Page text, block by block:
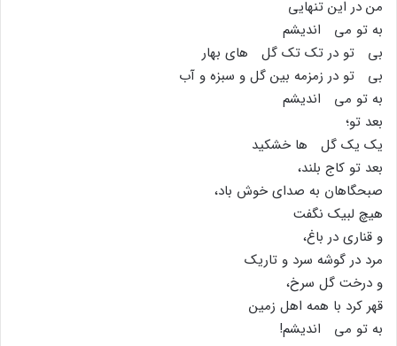
من در این تنهایى
به تو مى اندیشم
بى تو در تک تک گل هاى بهار
بى تو در زمزمه بین گل و سبزه و آب
به تو مى اندیشم
بعد تو؛
یک یک گل ها خشکید
بعد تو کاج بلند،
صبحگاهان به صداى خوش باد،
هیچ لبیک نگفت
و قنارى در باغ،
مرد در گوشه سرد و تاریک
و درخت گل سرخ،
قهر کرد با همه اهل زمین
به تو مى اندیشم!